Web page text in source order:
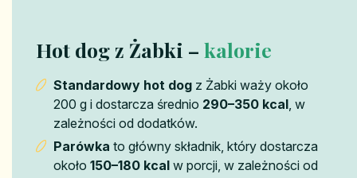
Hot dog z Żabki – kalorie
Standardowy hot dog z Żabki waży około
200 g i dostarcza średnio 290–350 kcal , w
zależności od dodatków.
Parówka to główny składnik, który dostarcza
około 150–180 kcal w porcji, w zależności od